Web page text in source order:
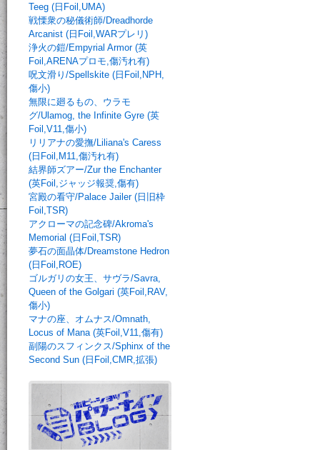
Teeg (日Foil,UMA)
戦慄衆の秘儀術師/Dreadhorde
Arcanist (日Foil,WARプレリ)
浄火の鎧/Empyrial Armor (英
Foil,ARENAプロモ,傷汚れ有)
呪文滑り/Spellskite (日Foil,NPH,
傷小)
無限に廻るもの、ウラモ
グ/Ulamog, the Infinite Gyre (英
Foil,V11,傷小)
リリアナの愛撫/Liliana's Caress
(日Foil,M11,傷汚れ有)
結界師ズアー/Zur the Enchanter
(英Foil,ジャッジ報奨,傷有)
宮殿の看守/Palace Jailer (日旧枠
Foil,TSR)
アクローマの記念碑/Akroma's
Memorial (日Foil,TSR)
夢石の面晶体/Dreamstone Hedron
(日Foil,ROE)
ゴルガリの女王、サヴラ/Savra,
Queen of the Golgari (英Foil,RAV,
傷小)
マナの座、オムナス/Omnath,
Locus of Mana (英Foil,V11,傷有)
副陽のスフィンクス/Sphinx of the
Second Sun (日Foil,CMR,拡張)